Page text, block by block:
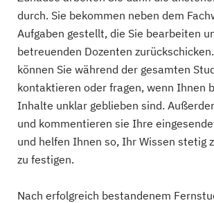
durch. Sie bekommen neben dem
Aufgaben gestellt, die Sie bearbeiten
betreuenden Dozenten
können Sie während der gesamten
kontaktieren oder fragen, wenn Ihnen
Inhalte unklar geblieben sind.
und kommentieren sie Ihre
und helfen Ihnen so, Ihr Wissen stetig
zu festigen.
Nach erfolgreich bestandenem